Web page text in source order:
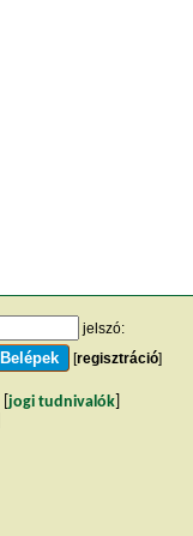
jelszó:
[regisztráció]
jogi tudnivalók